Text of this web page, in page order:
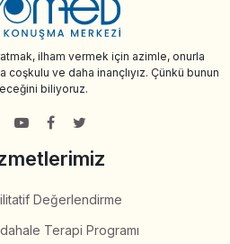
ilham vermek için azimle, onurla
coşkulu ve daha inançlıyız. Çünkü bunun
biliyoruz.
Değerlendirme
Terapi Programı